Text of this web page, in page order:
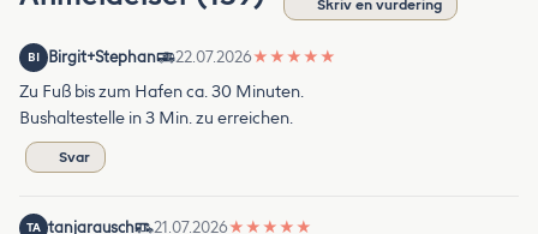
Skriv en vurdering
BI Birgit+Stephan 22.07.2026★ ★ ★ ★ ★
Zu Fuß bis zum Hafen ca. 30 Minuten.
Bushaltestelle in 3 Min. zu erreichen.
Svar
TA tanjarausch 21.07.2026★ ★ ★ ★ ★